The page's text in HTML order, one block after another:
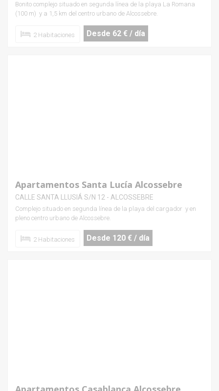
Bonito complejo situado en segunda línea de la playa La Romana
(100 m) y a 1,5 km del centro urbano de Alcossebre.
2 Habitaciones Desde 62 € / día
Apartamentos Santa Lucía Alcossebre
CALLE SANTA LLUSIÁ S/N 12 - ALCOSSEBRE
Complejo situado en segunda línea de la playa del cargador y en
pleno centro urbano de Alcossebre.
2 Habitaciones Desde 120 € / día